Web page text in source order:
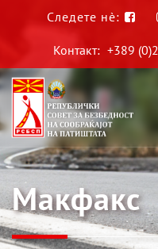
Следете нè:
Контакт: +389
Макфакс